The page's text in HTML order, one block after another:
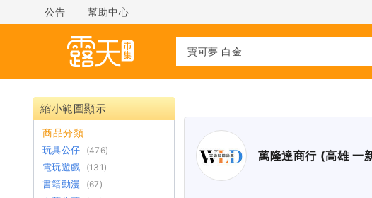
公告 幫助中心
縮小範圍顯示
商品分類
玩具公仔 (476)
電玩遊戲 (131)
書籍動漫 (67)
萬隆達商行 (高雄 一